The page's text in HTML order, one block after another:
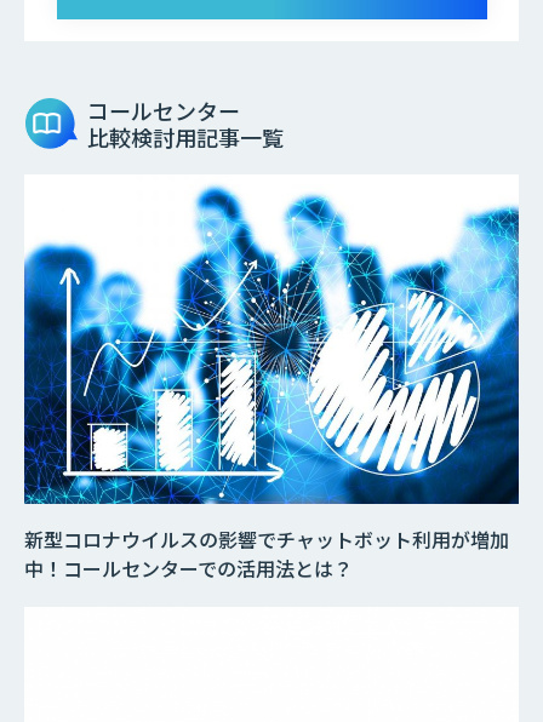
コールセンター
比較検討用記事一覧
新型コロナウイルスの影響でチャットボット利用が増加
中！コールセンターでの活用法とは？